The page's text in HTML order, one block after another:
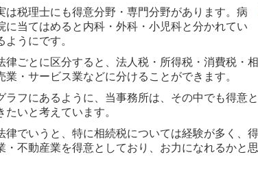
は税理士にも得意分野・専門分野があります。 病
に当てはめると内科・外科・小児科と分かれてい
ようにです。
律ごとに区分すると、法人税・所得税・消費税・相
業・サービス業などに分けることができます。
ラフにあるように、
当事務所は、その中でも得意
たいと考えています。
律でいうと、特に相続税については経験が多く、得
・不動産業を得意としており、お力になれるかと